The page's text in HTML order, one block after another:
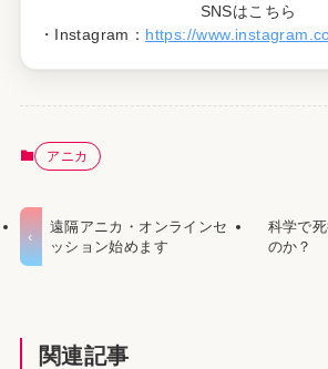
SNSはこちら
・Instagram： https://
アニカ
遠隔アニカ・オンラインセ
ッション始めます
科学で
のか？
関連記事